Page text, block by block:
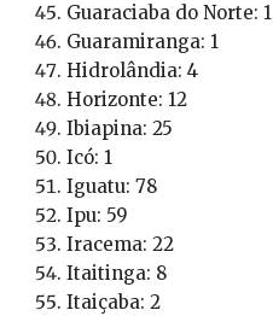
Guaraciaba do Norte: 1
Guaramiranga: 1
Hidrolândia: 4
Horizonte: 12
Ibiapina: 25
Icó: 1
Iguatu: 78
Ipu: 59
Iracema: 22
Itaitinga: 8
Itaiçaba: 2